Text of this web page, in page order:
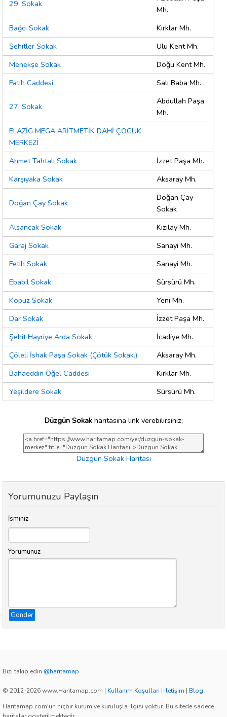
29. Sokak
Mh.
Bağcı Sokak
Kırklar Mh.
Şehitler Sokak
Ulu Kent Mh.
Menekşe Sokak
Doğu Kent Mh.
Fatih Caddesi
Salı Baba Mh.
27. Sokak
Abdullah Paşa
Mh.
ELAZİG MEGA ARİTMETİK DAHİ ÇOCUK
MERKEZİ
Ahmet Tahtalı Sokak
İzzet Paşa Mh.
Karşıyaka Sokak
Aksaray Mh.
Doğan Çay Sokak
Doğan Çay
Sokak
Alsancak Sokak
Kızılay Mh.
Garaj Sokak
Sanayi Mh.
Fetih Sokak
Sanayi Mh.
Ebabil Sokak
Sürsürü Mh.
Kopuz Sokak
Yeni Mh.
Dar Sokak
İzzet Paşa Mh.
Şehit Hayriye Arda Sokak
İcadiye Mh.
Çöleli İshak Paşa Sokak (Çötük Sokak.)
Aksaray Mh.
Bahaeddin Öğel Caddesi
Kırklar Mh.
Yeşildere Sokak
Sürsürü Mh.
Düzgün Sokakharitasına link verebilirsiniz;
Düzgün Sokak Haritası
Yorumunuzu Paylaşın
İsminiz
Yorumunuz
Gönder
Bizi takip edin @haritamap
© 2012-2026 www.Haritamap.com | Kullanım Koşulları | İletişim | Blog
Haritamap.com'un hiçbir kurum ve kuruluşla ilgisi yoktur. Bu sitede sadece